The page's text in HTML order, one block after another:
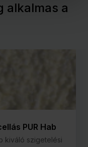
alkalmas a
PUR Hab
kiváló szigetelési